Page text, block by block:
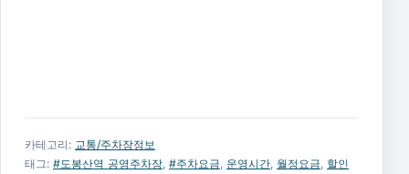
카테고리: 교통/주차장정보
태그: #도봉산역 공영주차장 #주차요금 운영시간 월정요금 할인